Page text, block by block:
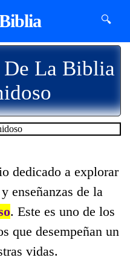
🔍
La Biblia
dedicado a explorar
enseñanzas de la
. Este es uno de los
que desempeñan un
vidas.